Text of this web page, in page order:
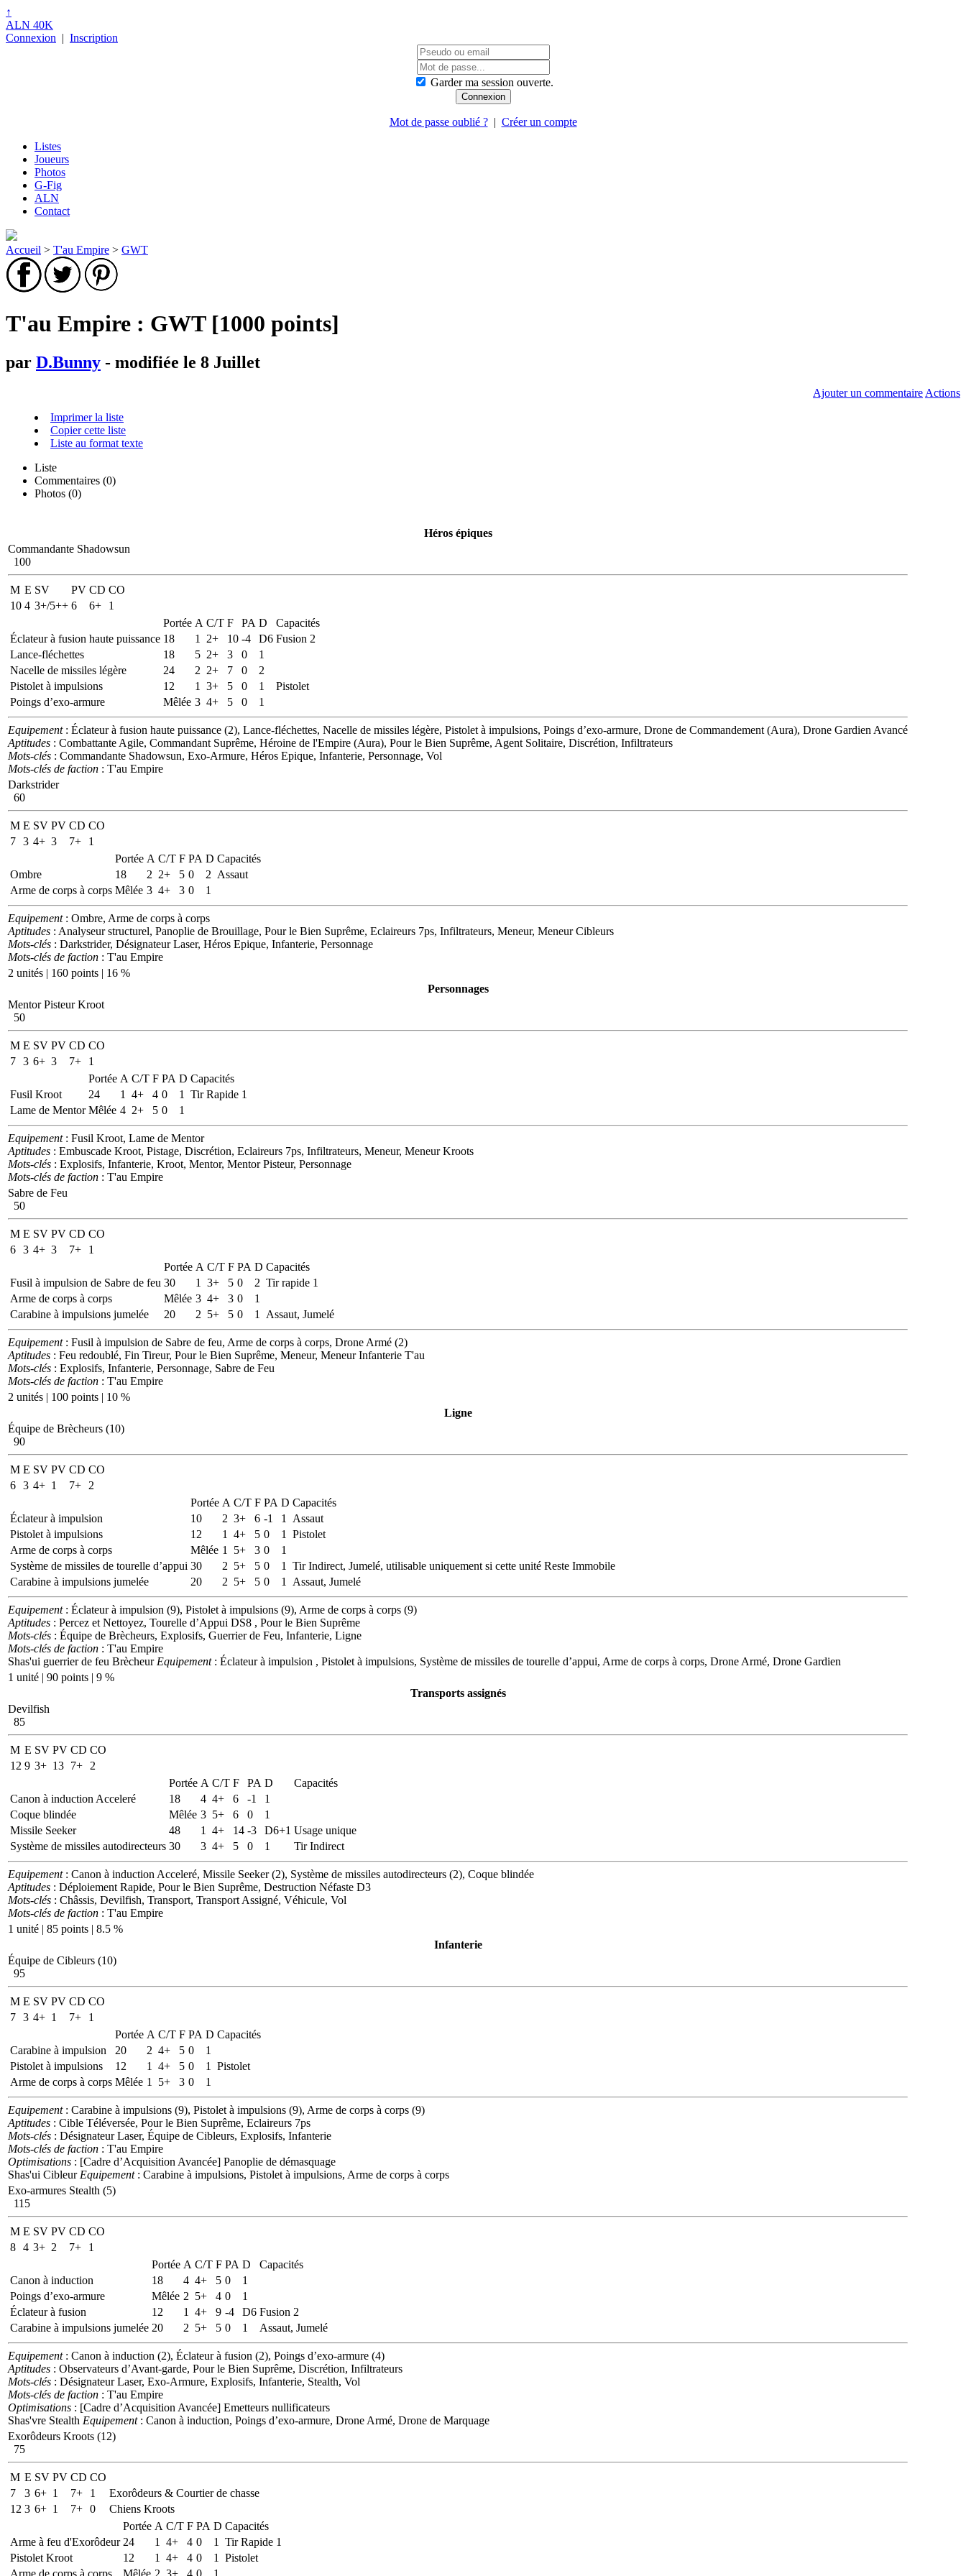
↑
ALN 40K
Connexion | Inscription
Garder ma session ouverte.
Mot de passe oublié ?| Créer un compte
Listes
Joueurs
Photos
G-Fig
ALN
Contact
Accueil > T'au Empire > GWT
T'au Empire : GWT [1000 points]
par D.Bunny - modifiée le 8 Juillet
Ajouter un commentaire Actions
Imprimer la liste
Copier cette liste
Liste au format texte
Liste
Commentaires (0)
Photos (0)
Héros épiques
Commandante Shadowsun
100
M E SV PV CD CO
10 4 3+/5++ 6 6+
1
Portée A C/T F PA D
Capacités
Éclateur à fusion haute puissance 18 1 2+ 10 -4 D6 Fusion 2
Lance-fléchettes
18 5 2+ 3 0
1
Nacelle de missiles légère
24 2 2+ 7 0
2
Pistolet à impulsions
12 1 3+ 5 0 1
Pistolet
Poings d’exo-armure
Mêlée 3 4+ 5 0 1
Equipement: Éclateur à fusion haute puissance (2), Lance-fléchettes, Nacelle de missiles légère, Pistolet à impulsions, Poings d’exo-armure, Drone de Commandement (Aura), Drone Gardien Avancé
Aptitudes : Combattante Agile, Commandant Suprême, Héroine de l'Empire (Aura), Pour le Bien Suprême, Agent Solitaire, Discrétion, Infiltrateurs
Mots-clés : Commandante Shadowsun, Exo-Armure, Héros Epique, Infanterie, Personnage, Vol
Mots-clés de faction : T'au Empire
Darkstrider
60
M E SV PV CD CO
7 3 4+ 3 7+
1
Portée A C/T F PA D Capacités
Ombre
18 2 2+ 5 0 2 Assaut
Arme de corps à corps Mêlée 3 4+ 3 0 1
Equipement: Ombre, Arme de corps à corps
Aptitudes : Analyseur structurel, Panoplie de Brouillage, Pour le Bien Suprême, Eclaireurs 7ps, Infiltrateurs, Meneur, Meneur Cibleurs
Mots-clés : Darkstrider, Désignateur Laser, Héros Epique, Infanterie, Personnage
Mots-clés de faction : T'au Empire
2 unités | 160 points | 16 %
Personnages
Mentor Pisteur Kroot
50
M E SV PV CD CO
7 3 6+ 3 7+
1
Portée A C/T F PA D Capacités
Fusil Kroot
24 1 4+ 4 0 1
Tir Rapide 1
Lame de Mentor Mêlée 4 2+ 5 0 1
Equipement: Fusil Kroot, Lame de Mentor
Aptitudes : Embuscade Kroot, Pistage, Discrétion, Eclaireurs 7ps, Infiltrateurs, Meneur, Meneur Kroots
Mots-clés : Explosifs, Infanterie, Kroot, Mentor, Mentor Pisteur, Personnage
Mots-clés de faction : T'au Empire
Sabre de Feu
50
M E SV PV CD CO
6 3 4+ 3 7+
1
Portée A C/T F PA D Capacités
Fusil à impulsion de Sabre de feu 30 1 3+ 5 0 2 Tir rapide 1
Arme de corps à corps
Mêlée 3 4+ 3 0
1
Carabine à impulsions jumelée
20 2 5+ 5 0 1 Assaut, Jumelé
Equipement: Fusil à impulsion de Sabre de feu, Arme de corps à corps, Drone Armé (2)
Aptitudes : Feu redoublé, Fin Tireur, Pour le Bien Suprême, Meneur, Meneur Infanterie T'au
Mots-clés : Explosifs, Infanterie, Personnage, Sabre de Feu
Mots-clés de faction : T'au Empire
2 unités | 100 points | 10 %
Ligne
Équipe de Brècheurs (10)
90
M E SV PV CD CO
6 3 4+ 1 7+
2
Portée A C/T F PA D Capacités
Éclateur à impulsion
10 2 3+ 6 -1 1
Assaut
Pistolet à impulsions
12 1 4+ 5 0 1
Pistolet
Arme de corps à corps
Mêlée 1 5+ 3 0
1
Système de missiles de tourelle d’appui 30 2 5+ 5 0 1
Tir Indirect, Jumelé, utilisable uniquement si cette unité Reste Immobile
Carabine à impulsions jumelée
20 2 5+ 5 0 1 Assaut, Jumelé
Equipement: Éclateur à impulsion (9), Pistolet à impulsions (9), Arme de corps à corps (9)
Aptitudes : Percez et Nettoyez, Tourelle d’Appui DS8 , Pour le Bien Suprême
Mots-clés : Équipe de Brècheurs, Explosifs, Guerrier de Feu, Infanterie, Ligne
Mots-clés de faction : T'au Empire
Shas'ui guerrier de feu Brècheur Equipement: Éclateur à impulsion , Pistolet à impulsions, Système de missiles de tourelle d’appui, Arme de corps à corps, Drone Armé, Drone Gardien
1 unité | 90 points | 9 %
Transports assignés
Devilfish
85
M E SV PV CD CO
12 9 3+ 13 7+
2
Portée A C/T F PA D
Capacités
Canon à induction Acceleré
18 4 4+ 6 -1
1
Coque blindée
Mêlée 3 5+ 6 0
1
Missile Seeker
48 1 4+ 14 -3 D6+1 Usage unique
Système de missiles autodirecteurs 30 3 4+ 5 0 1 Tir Indirect
Equipement: Canon à induction Acceleré, Missile Seeker (2), Système de missiles autodirecteurs (2), Coque blindée
Aptitudes : Déploiement Rapide, Pour le Bien Suprême, Destruction Néfaste D3
Mots-clés : Châssis, Devilfish, Transport, Transport Assigné, Véhicule, Vol
Mots-clés de faction : T'au Empire
1 unité | 85 points | 8.5 %
Infanterie
Équipe de Cibleurs (10)
95
M E SV PV CD CO
7 3 4+ 1 7+
1
Portée A C/T F PA D Capacités
Carabine à impulsion
20 2 4+ 5 0
1
Pistolet à impulsions
12 1 4+ 5 0 1
Pistolet
Arme de corps à corps Mêlée 1 5+ 3 0 1
Equipement: Carabine à impulsions (9), Pistolet à impulsions (9), Arme de corps à corps (9)
Aptitudes : Cible Téléversée, Pour le Bien Suprême, Eclaireurs 7ps
Mots-clés : Désignateur Laser, Équipe de Cibleurs, Explosifs, Infanterie
Mots-clés de faction : T'au Empire
Optimisations : [Cadre d’Acquisition Avancée] Panoplie de démasquage
Shas'ui Cibleur Equipement: Carabine à impulsions, Pistolet à impulsions, Arme de corps à corps
Exo-armures Stealth (5)
115
M E SV PV CD CO
8 4 3+ 2 7+
1
Portée A C/T F PA D
Capacités
Canon à induction
18 4 4+ 5 0
1
Poings d’exo-armure
Mêlée 2 5+ 4 0
1
Éclateur à fusion
12 1 4+ 9 -4 D6 Fusion 2
Carabine à impulsions jumelée 20 2 5+ 5 0 1 Assaut, Jumelé
Equipement: Canon à induction (2), Éclateur à fusion (2), Poings d’exo-armure (4)
Aptitudes : Observateurs d’Avant-garde, Pour le Bien Suprême, Discrétion, Infiltrateurs
Mots-clés : Désignateur Laser, Exo-Armure, Explosifs, Infanterie, Stealth, Vol
Mots-clés de faction : T'au Empire
Optimisations : [Cadre d’Acquisition Avancée] Emetteurs nullificateurs
Shas'vre Stealth Equipement: Canon à induction, Poings d’exo-armure, Drone Armé, Drone de Marquage
Exorôdeurs Kroots (12)
75
M E SV PV CD CO
7
3 6+ 1 7+ 1
Exorôdeurs & Courtier de chasse
12 3 6+ 1 7+ 0
Chiens Kroots
Portée A C/T F PA D Capacités
Arme à feu d'Exorôdeur 24 1 4+ 4 0 1
Tir Rapide 1
Pistolet Kroot
12 1 4+ 4 0 1
Pistolet
Arme de corps à corps
Mêlée 2 3+ 4 0 1